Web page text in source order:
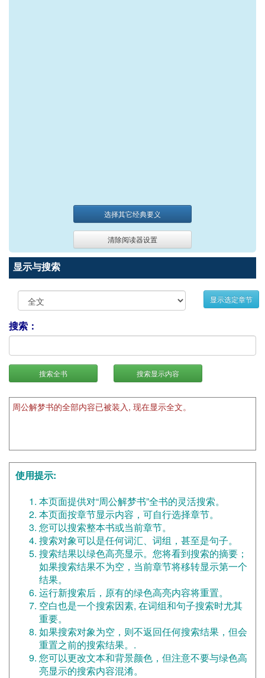
选择其它经典要义
清除阅读器设置
显示与搜索
显示选定章节
搜索：
搜索全书 搜索显示内容
周公解梦书的全部内容已被装入, 现在显示全文。
使用提示:
本页面提供对“周公解梦书”全书的灵活搜索。
本页面按章节显示内容，可自行选择章节。
您可以搜索整本书或当前章节。
搜索对象可以是任何词汇、词组，甚至是句子。
搜索结果以绿色高亮显示。您将看到搜索的摘要；
如果搜索结果不为空，当前章节将移转显示第一个
结果。
运行新搜索后，原有的绿色高亮内容将重置。
空白也是一个搜索因素, 在词组和句子搜索时尤其
重要。
如果搜索对象为空，则不返回任何搜索结果，但会
重置之前的搜索结果。.
您可以更改文本和背景颜色，但注意不要与绿色高
亮显示的搜索内容混淆。